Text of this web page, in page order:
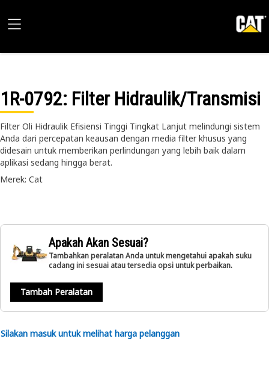
1R-0792: Filter Hidraulik/Transmisi
Filter Oli Hidraulik Efisiensi Tinggi Tingkat Lanjut melindungi sistem
Anda dari percepatan keausan dengan media filter khusus yang
didesain untuk memberikan perlindungan yang lebih baik dalam
aplikasi sedang hingga berat.
Merek: Cat
Apakah Akan Sesuai?
Tambahkan peralatan Anda untuk mengetahui apakah suku
cadang ini sesuai atau tersedia opsi untuk perbaikan.
Tambah Peralatan
Silakan masuk untuk melihat harga pelanggan